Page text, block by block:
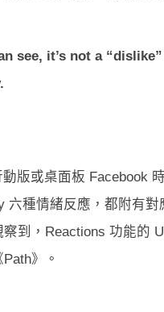
see, it’s not a
版或桌面板 Facebook
六種情緒反應，都附有
到，Reactions 功能的
》。